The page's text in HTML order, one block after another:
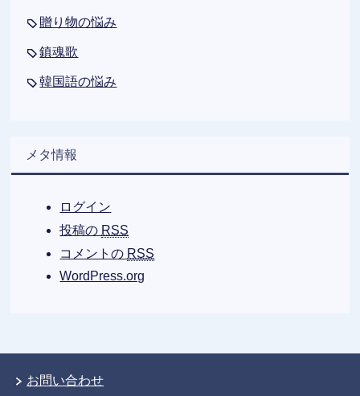
贈り物の悩み
鎮魂歌
韓国語の悩み
メタ情報
ログイン
投稿の RSS
コメントの RSS
WordPress.org
お問い合わせ